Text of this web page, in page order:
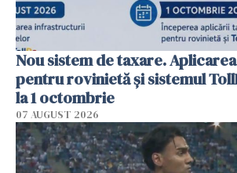
Nou sistem de taxare.
pentru rovinietă şi sistemul
la 1 octombrie
07 AUGUST 2026